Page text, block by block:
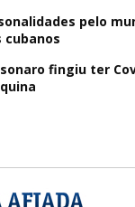
pelo
cubanos
fingiu ter